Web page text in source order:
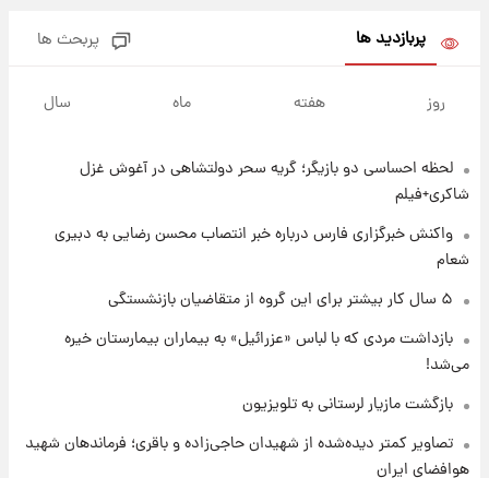
۱ روز پیش
پیش‌بینی بارش‌های گسترده با ورود ال‌نینو؛ کدام
روزها پربارش‌تر خواهند بود؟
شماره پیراهن خریدهای جدید پرسپولیس اعلام
شد؛ تیکدری، محبی و سرگیف با اعداد ویژه
پربازدید ها پربحث ها
روز هفته ماه سال
لحظه احساسی دو بازیگر؛ گریه سحر دولتشاهی در آغوش غزل
شاکری+فیلم
واکنش خبرگزاری فارس درباره خبر انتصاب محسن رضایی به دبیری
شعام
۵ سال کار بیشتر برای این گروه از متقاضیان بازنشستگی
بازداشت مردی که با لباس «عزرائیل» به بیماران بیمارستان خیره
می‌شد!
بازگشت مازیار لرستانی به تلویزیون
تصاویر کمتر دیده‌شده از شهیدان حاجی‌زاده و باقری؛ فرماندهان شهید
هوافضای ایران